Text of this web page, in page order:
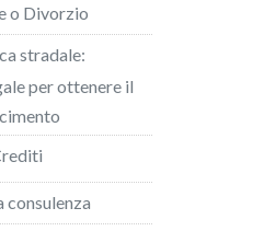
o Divorzio
stradale:
per ottenere il
consulenza